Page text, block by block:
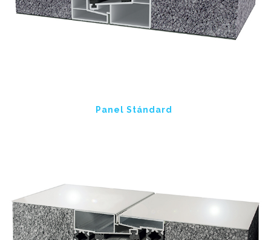
Panel Stándard